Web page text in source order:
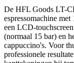
De HFL Goods LT-
espressomachine
een LCD-
(normaal 15 bar) en
cappuccino's. Voor
professionele